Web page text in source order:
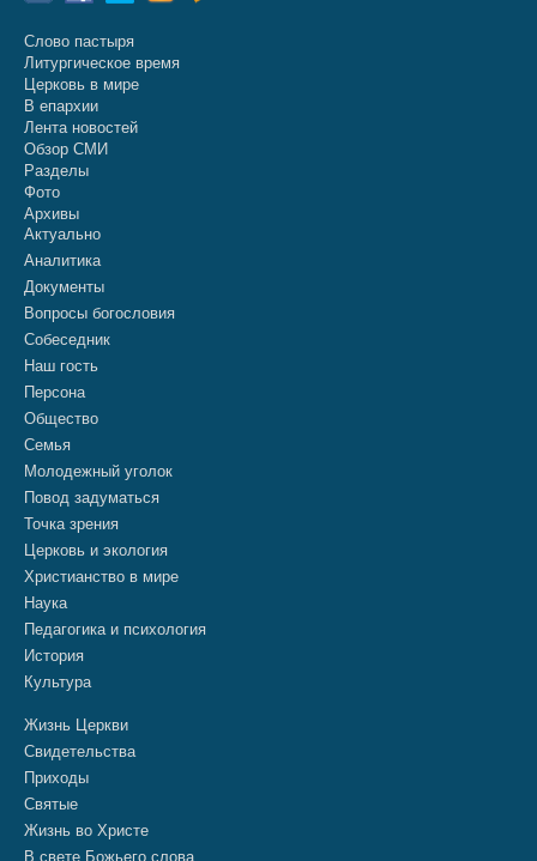
Слово пастыря
Литургическое время
Церковь в мире
В епархии
Лента новостей
Обзор СМИ
Разделы
Фото
Архивы
Актуально
Аналитика
Документы
Вопросы богословия
Собеседник
Наш гость
Персона
Общество
Семья
Молодежный уголок
Повод задуматься
Точка зрения
Церковь и экология
Христианство в мире
Наука
Педагогика и психология
История
Культура
Жизнь Церкви
Свидетельства
Приходы
Святые
Жизнь во Христе
В свете Божьего слова